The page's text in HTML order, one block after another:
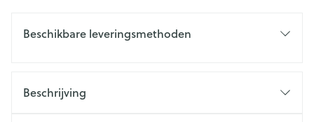
Beschikbare leveringsmethoden
Beschrijving